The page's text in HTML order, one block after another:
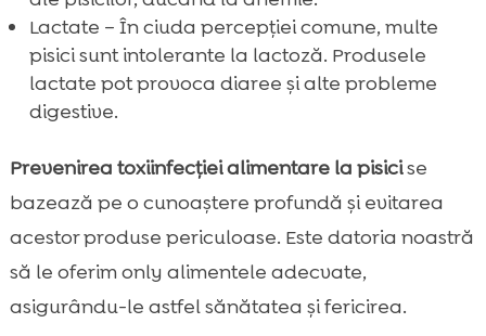
Lactate – În ciuda percepției comune, multe
pisici sunt intolerante la lactoză. Produsele
lactate pot provoca diaree și alte probleme
digestive.
Prevenirea toxiinfecției alimentare la pisicise
bazează pe o cunoaștere profundă și evitarea
acestor produse periculoase. Este datoria noastră
să le oferim only alimentele adecvate,
asigurându-le astfel sănătatea și fericirea.